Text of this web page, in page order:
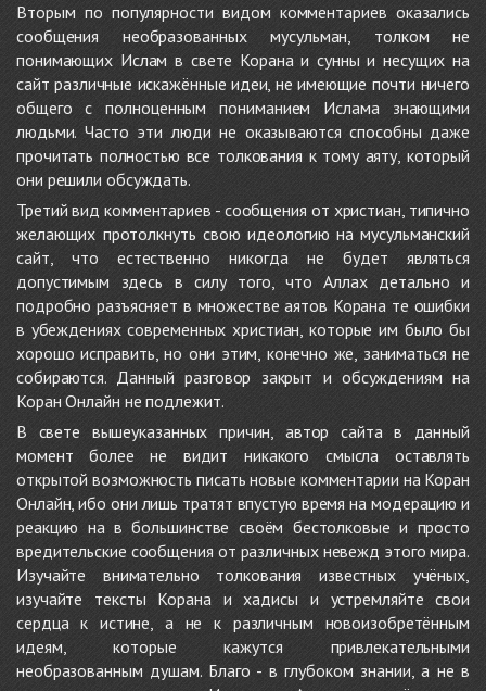
Вторым по популярности видом комментариев оказались
сообщения необразованных мусульман, толком не
понимающих Ислам в свете Корана и сунны и несущих на
сайт различные искажённые идеи, не имеющие почти ничего
общего с полноценным пониманием Ислама знающими
людьми. Часто эти люди не оказываются способны даже
прочитать полностью все толкования к тому аяту, который
они решили обсуждать.
Третий вид комментариев - сообщения от христиан, типично
желающих протолкнуть свою идеологию на мусульманский
сайт, что естественно никогда не будет являться
допустимым здесь в силу того, что Аллах детально и
подробно разъясняет в множестве аятов Корана те ошибки
в убеждениях современных христиан, которые им было бы
хорошо исправить, но они этим, конечно же, заниматься не
собираются. Данный разговор закрыт и обсуждениям на
Коран Онлайн не подлежит.
В свете вышеуказанных причин, автор сайта в данный
момент более не видит никакого смысла оставлять
открытой возможность писать новые комментарии на Коран
Онлайн, ибо они лишь тратят впустую время на модерацию и
реакцию на в большинстве своём бестолковые и просто
вредительские сообщения от различных невежд этого мира.
Изучайте внимательно толкования известных учёных,
изучайте тексты Корана и хадисы и устремляйте свои
сердца к истине, а не к различным новоизобретённым
идеям, которые кажутся привлекательными
необразованным душам. Благо - в глубоком знании, а не в